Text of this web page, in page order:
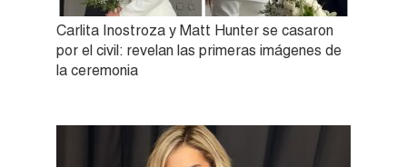
Carlita Inostroza y Matt Hunter se casaron
por el civil: revelan las primeras imágenes de
la ceremonia